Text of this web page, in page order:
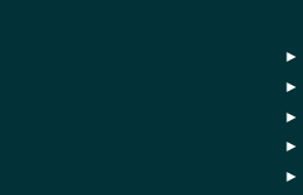
►
►
►
►
►